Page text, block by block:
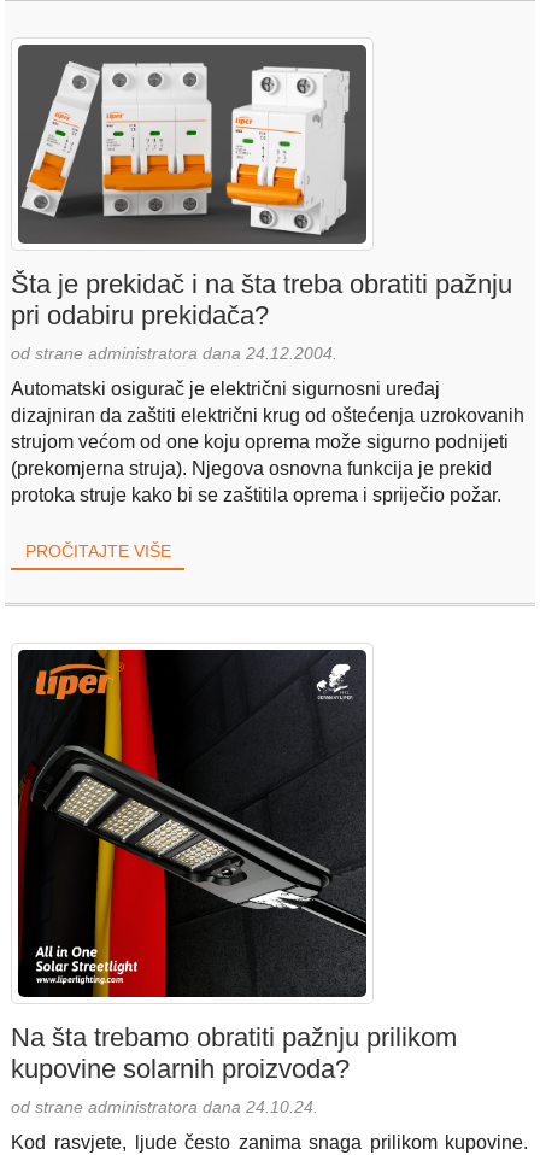
Šta je prekidač i na šta treba obratiti pažnju
pri odabiru prekidača?
od strane administratora dana 24.12.2004.
Automatski osigurač je električni sigurnosni uređaj
dizajniran da zaštiti električni krug od oštećenja uzrokovanih
strujom većom od one koju oprema može sigurno podnijeti
(prekomjerna struja). Njegova osnovna funkcija je prekid
protoka struje kako bi se zaštitila oprema i spriječio požar.
PROČITAJTE VIŠE
Na šta trebamo obratiti pažnju prilikom
kupovine solarnih proizvoda?
od strane administratora dana 24.10.24.
Kod rasvjete, ljude često zanima snaga prilikom kupovine.